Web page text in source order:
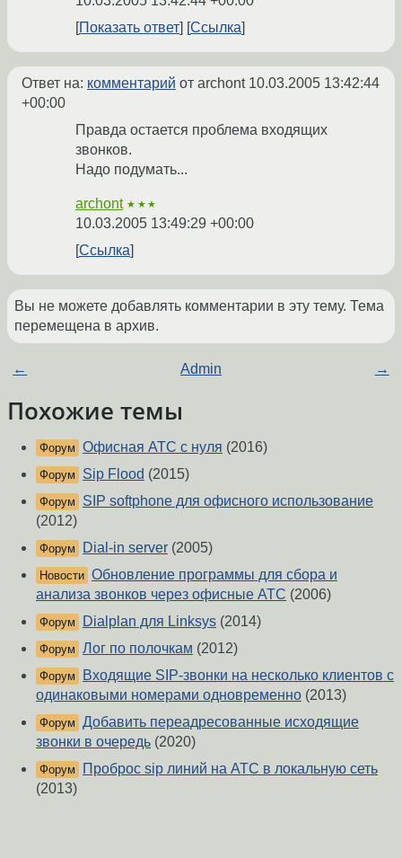
Показать ответ
Ссылка
Ответ на: комментарий от archont 10.03.2005 13:42:44
+00:00
Правда остается проблема входящих
звонков.
Надо подумать...
archont ★★★
10.03.2005 13:49:29 +00:00
Ссылка
Вы не можете добавлять комментарии в эту тему. Тема
перемещена в архив.
← Admin →
Похожие темы
Форум Офисная АТС с нуля (2016)
Форум Sip Flood (2015)
Форум
SIP softphone для офисного использование
(2012)
Форум Dial-in server (2005)
Новости Обновление программы для сбора и
анализа звонков через офисные АТС (2006)
Форум Dialplan для Linksys (2014)
Форум Лог по полочкам (2012)
Форум
Входящие SIP-звонки на несколько клиентов с
одинаковыми номерами одновременно (2013)
Форум Добавить переадресованные исходящие
звонки в очередь (2020)
Форум
Проброс sip линий на АТС в локальную сеть
(2013)